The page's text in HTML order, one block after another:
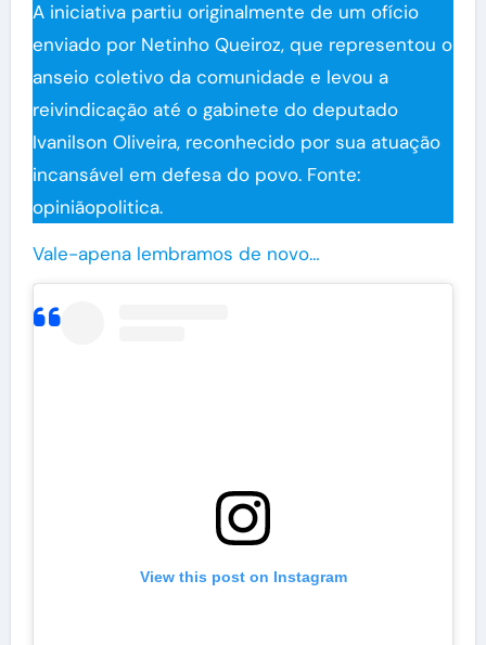
A iniciativa partiu originalmente de um ofício
enviado por Netinho Queiroz, que representou o
anseio coletivo da comunidade e levou a
reivindicação até o gabinete do deputado
Ivanilson Oliveira, reconhecido por sua atuação
incansável em defesa do povo. Fonte:
opiniãopolitica.
Vale-apena lembramos de novo…
View this post on Instagram